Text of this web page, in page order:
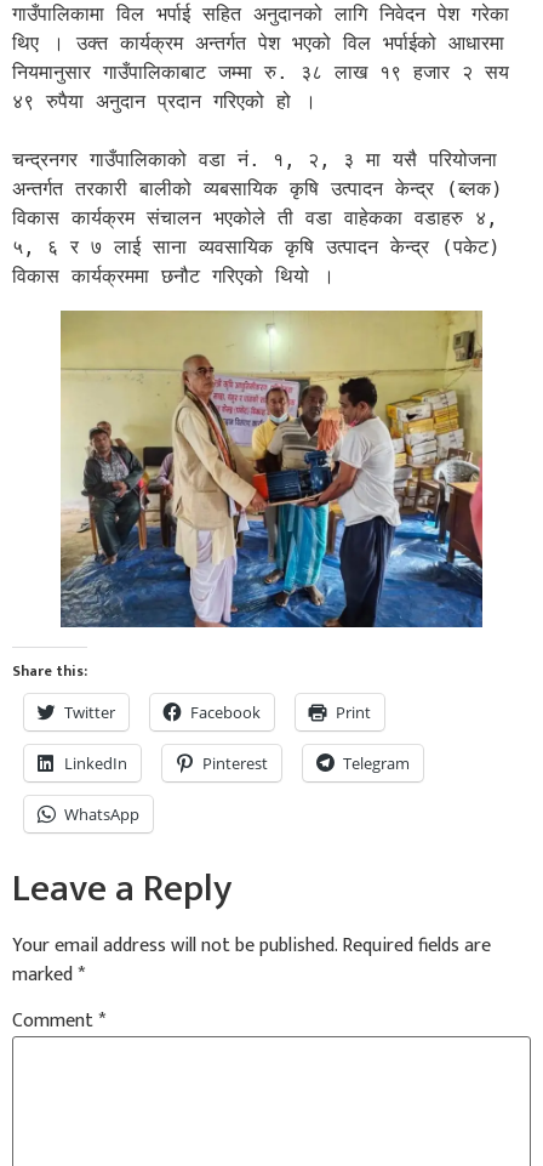
गाउँपालिकामा विल भर्पाई सहित अनुदानको लागि निवेदन पेश गरेका
थिए । उक्त कार्यक्रम अन्तर्गत पेश भएको विल भर्पाईको आधारमा
नियमानुसार गाउँपालिकाबाट जम्मा रु. ३८ लाख १९ हजार २ सय
४९ रुपैया अनुदान प्रदान गरिएको हो ।
चन्द्रनगर गाउँपालिकाको वडा नं. १, २, ३ मा यसै परियोजना
अन्तर्गत तरकारी बालीको व्यबसायिक कृषि उत्पादन केन्द्र (ब्लक)
विकास कार्यक्रम संचालन भएकोले ती वडा वाहेकका वडाहरु ४,
५, ६ र ७ लाई साना व्यवसायिक कृषि उत्पादन केन्द्र (पकेट)
विकास कार्यक्रममा छनौट गरिएको थियो ।
Share this:
Twitter Facebook Print
LinkedIn Pinterest Telegram
WhatsApp
Leave a Reply
Your email address will not be published.Required fields are
marked*
Comment*